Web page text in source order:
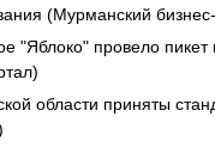
(Мурманский
"Яблоко" провело
области приняты